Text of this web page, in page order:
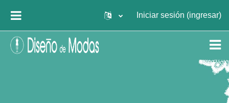
Iniciar sesión (ingresar)